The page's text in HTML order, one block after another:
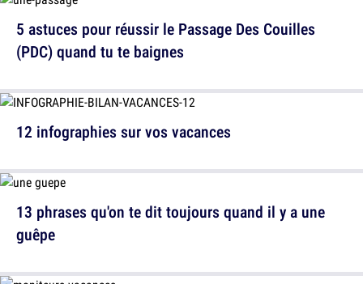
5 astuces pour réussir le Passage Des Couilles
(PDC) quand tu te baignes
13 phrases qu'on te dit toujours quand il y a une
guêpe
12 infographies sur vos vacances